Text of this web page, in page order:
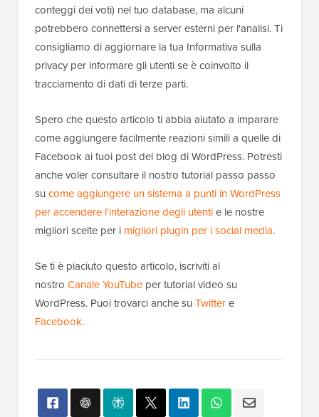
conteggi dei voti) nel tuo database, ma alcuni
potrebbero connettersi a server esterni per l'analisi. Ti
consigliamo di aggiornare la tua Informativa sulla
privacy per informare gli utenti se è coinvolto il
tracciamento di dati di terze parti.
Spero che questo articolo ti abbia aiutato a imparare
come aggiungere facilmente reazioni simili a quelle di
Facebook ai tuoi post del blog di WordPress. Potresti
anche voler consultare il nostro tutorial passo passo
su come aggiungere un sistema a punti in WordPress
per accendere l'interazione degli utentie le nostre
migliori scelte per i migliori plugin per i social media.
Se ti è piaciuto questo articolo, iscriviti al
nostro Canale YouTube per tutorial video su
WordPress. Puoi trovarci anche su Twittere
Facebook.